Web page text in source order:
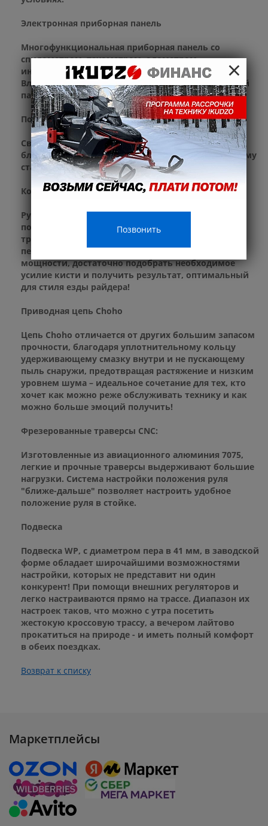
Электронная приборная панель
Многофункциональная приборная панель со
спидометром, тахометром, одометром,
индикатором передач и заряда батареи.
Влагозащитные разъемы подключения приборной
панели, блоков управления и кнопок старт/стоп.
Полностью диодная оптика
Светодиодная фара последнего поколения с
ближним и дальним светом выполнена по высшему
стандарту.
Короткоходная ручка газа
Ручка газа с коротким ходом от Nibbi Racing –
пожалуй лучшее решение на подъемах и
труднопроходимых участках. Нет нужды
перехватывать ручку для получения большей
мощности, достаточно подобрать необходимое
усилие кисти и получить результат, оптимальный
для стиля езды райдера!
Приводная цепь Choho
Цепь Choho отличается от других большим запасом
прочности, благодаря уплотнительному кольцу
удерживающему смазку внутри и не пускающему
пыль снаружи, предотвращая растяжение и низким
уровнем шума – идеальное сочетание для тех, кто
хочет как можно реже обслуживать технику и как
можно больше эмоций получить!
Фрезерованные траверсы CNC:
Изготовленные из авиационного алюминия 7075,
легкие и прочные траверсы выдерживают большие
нагрузки. Система настройки положения руля
"ближе-дальше" позволяет настроить удобное
положение руля в стойке.
Подвеска
Подвеска WP, с диаметром пера в 41 мм, в заводской
форме обладает широчайшими возможностями
настройки, которых не представит ни один
конкурент! При помощи внешних регуляторов и
легко настраиваются прямо на трассе. Диапазон их
настроек таков, что можно с утра посетить
жестокую кроссовую трассу, а вечером лайтово
прокатиться на природе - и иметь полный комфорт
в обеих поездках.
Возврат к списку
Маркетплейсы
×
Позвонить